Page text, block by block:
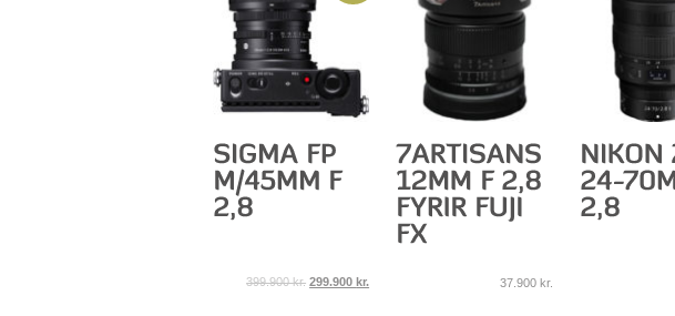
399.900kr. 299.900kr. 37.900 kr.